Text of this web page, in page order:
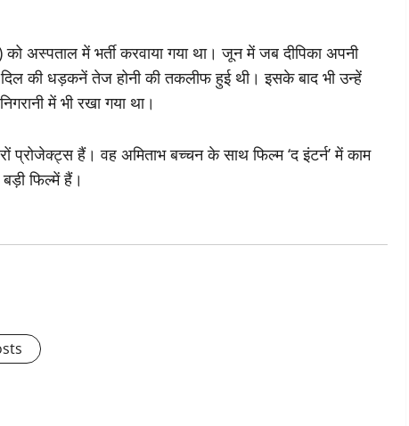
अस्पताल में भर्ती करवाया गया था। जून में जब दीपिका अपनी
की धड़कनें तेज होनी की तकलीफ हुई थी। इसके बाद भी उन्हें
में भी रखा गया था।
हैं। वह अमिताभ बच्चन के साथ फिल्म ‘द इंटर्न’ में काम
फिल्में हैं।